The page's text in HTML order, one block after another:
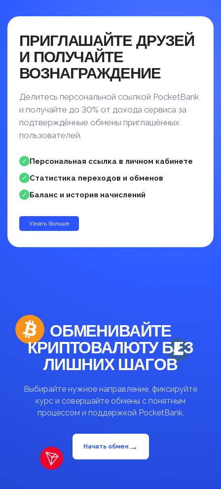
ПРИГЛАШАЙТЕ ДРУЗЕЙ
И ПОЛУЧАЙТЕ
ВОЗНАГРАЖДЕНИЕ
Делитесь персональной ссылкой PocketBank
и получайте до 30% от дохода сервиса за
подтверждённые обмены приглашённых
пользователей.
✓ Персональная ссылка в личном кабинете
✓ Статистика переходов и обменов
✓ Баланс и история начислений
Узнать больше
ОБМЕНИВАЙТЕ
КРИПТОВАЛЮТУ БЕЗ
ЛИШНИХ ШАГОВ
Выбирайте нужное направление, фиксируйте
курс и совершайте обмены с понятным
процессом и поддержкой PocketBank.
Начать обмен→